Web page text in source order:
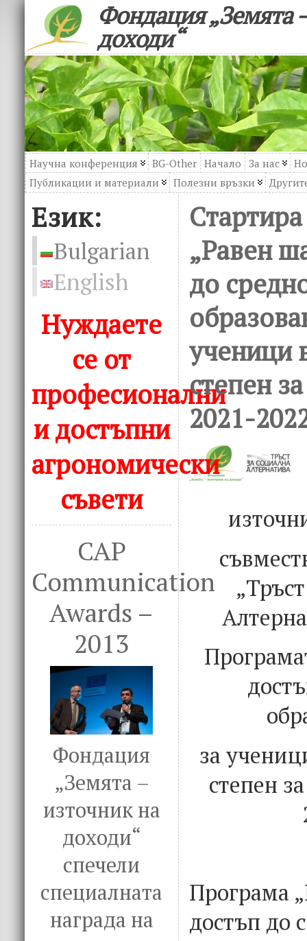
Фондация „Земята
доходи“
Научна конференция BG-Other Начало За нас
Публикации и материали
Полезни връзки
Език:
Bulgarian
English
Нуждаете
се от
професионални
и достъпни
агрономически
съвети
CAP
Communication
Awards –
2013
Фондация
„Земята –
източник на
доходи“
спечели
специалната
награда на
„Равен
до
ученици
степен
2021-
за
степен
Програма
достъп до